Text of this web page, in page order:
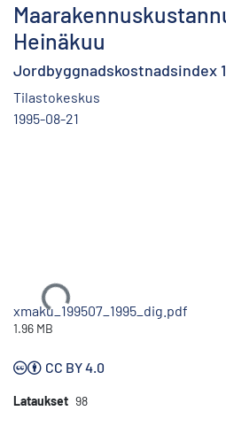
Heinäkuu
Jordbyggnadskostnadsindex
Tilastokeskus
1995-08-21
Ladataan...
xmaku_199507_1995_dig.pdf
1.96 MB
CC BY 4.0
Lataukset 98